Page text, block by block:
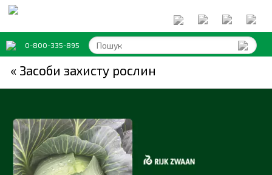
0-800-335-895
« Засоби захисту рослин